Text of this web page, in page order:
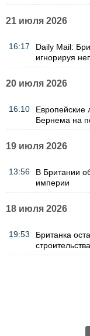
21 июля 2026
16:17
Daily Mail:
игнорируя
20 июля 2026
16:10
Европейские
Бернема на
19 июля 2026
13:56
В Британии
империи
18 июля 2026
19:53
Британка